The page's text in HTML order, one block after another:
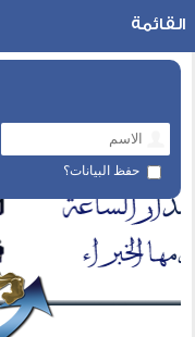
حفظ البيانات؟
القائمة